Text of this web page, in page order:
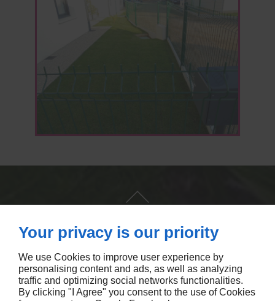
NOUS CONTACTER
Your privacy is our priority
We use Cookies to improve user experience by
personalising content and ads, as well as analyzing
traffic and optimizing social networks functionalities.
By clicking "I Agree" you consent to the use of Cookies